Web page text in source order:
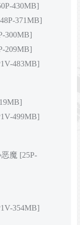
430MB]
371MB]
300MB]
209MB]
483MB]
499MB]
魔 [25P-
354MB]